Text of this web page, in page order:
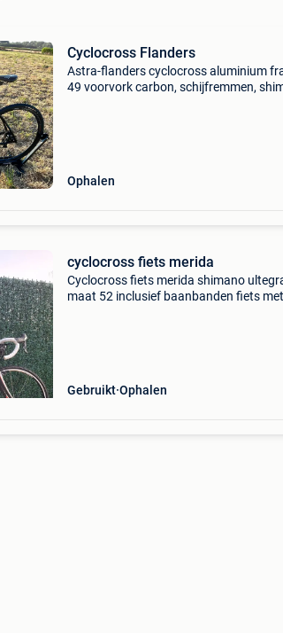
Cyclocross Flanders
Astra-flanders cyclocross aluminium
49 voorvork carbon, schijfremmen,
Ophalen
cyclocross fiets merida
Cyclocross fiets merida shimano
maat 52 inclusief baanbanden fiets
Gebruikt Ophalen